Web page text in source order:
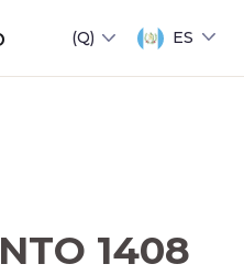
ES
1408